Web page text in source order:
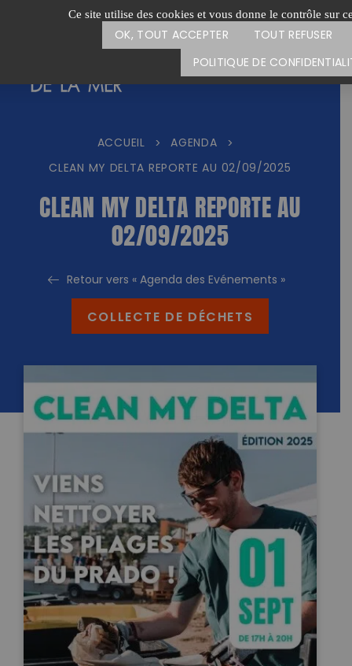
Ce site utilise des cookies et vous donne le contrôle sur
OK, TOUT ACCEPTER
TOUT REFUSER
POLITIQUE DE
CARTE DES ACTIONS FAIRE
ACCUEIL > AGENDA
>
CLEAN MY DELTA REPORTE AU 02/09/2025
CLEAN MY DELTA REPORTE AU
02/09/2025
Retour vers « Agenda des Evénements »
COLLECTE DE DÉCHETS